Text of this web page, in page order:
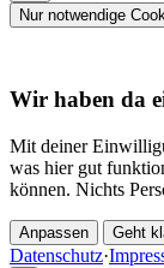
Nur notwendige
Wir haben da
Mit deiner
was hier gut
können. Nichts
Anpassen Geht
Datenschutz·